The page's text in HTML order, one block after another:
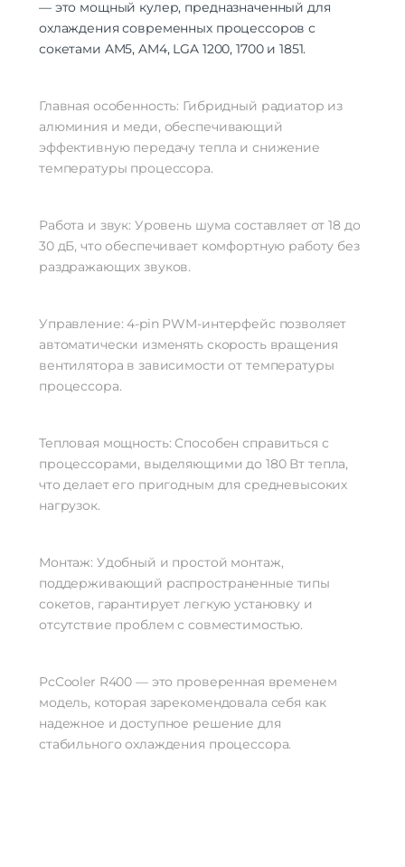
— это мощный кулер, предназначенный для
охлаждения современных процессоров с
сокетами AM5, AM4, LGA 1200, 1700 и 1851.
Главная особенность: Гибридный радиатор из
алюминия и меди, обеспечивающий
эффективную передачу тепла и снижение
температуры процессора.
Работа и звук: Уровень шума составляет от 18 до
30 дБ, что обеспечивает комфортную работу без
раздражающих звуков.
Управление: 4-pin PWM-интерфейс позволяет
автоматически изменять скорость вращения
вентилятора в зависимости от температуры
процессора.
Тепловая мощность: Способен справиться с
процессорами, выделяющими до 180 Вт тепла,
что делает его пригодным для средневысоких
нагрузок.
Монтаж: Удобный и простой монтаж,
поддерживающий распространенные типы
сокетов, гарантирует легкую установку и
отсутствие проблем с совместимостью.
PcCooler R400 — это проверенная временем
модель, которая зарекомендовала себя как
надежное и доступное решение для
стабильного охлаждения процессора.